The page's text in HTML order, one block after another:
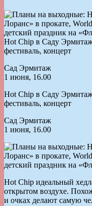
Hot Chip в Саду
фестиваль, концерт
Сад Эрмитаж
1 июня, 16.00
Hot Chip в Саду
фестиваль, концерт
Сад Эрмитаж
1 июня, 16.00
Hot Chip идеальный
открытом воздухе.
и очках делают самую